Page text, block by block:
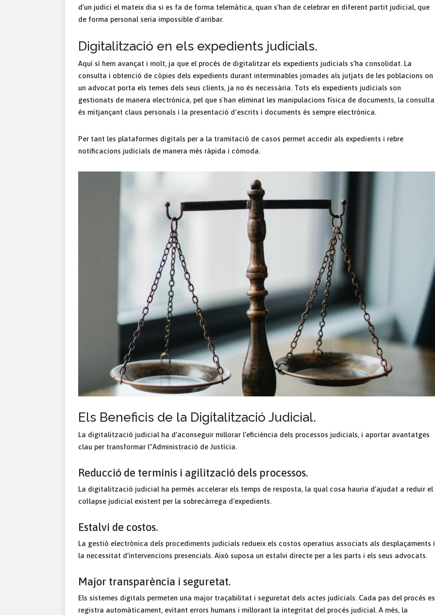
d’un judici el mateix dia si es fa de forma telemàtica, quan s’han de celebrar en diferent partit judicial, que
de forma personal seria impossible d’arribar.
Digitalització en els expedients judicials.
Aquí sí hem avançat i molt, ja que el procés de digitalitzar els expedients judicials s’ha consolidat. La
consulta i obtenció de còpies dels expedients durant interminables jornades als jutjats de les poblacions on
un advocat porta els temes dels seus clients, ja no és necessària. Tots els expedients judicials son
gestionats de manera electrònica, pel que s´han eliminat les manipulacions física de documents, la consulta
és mitjançant claus personals i la presentació d‘escrits i documents és sempre electrònica.
Per tant les plataformes digitals per a la tramitació de casos permet accedir als expedients i rebre
notificacions judicials de manera més ràpida i còmoda.
Els Beneficis de la Digitalització Judicial.
La digitalització judicial ha d’aconseguir millorar l’eficiència dels processos judicials, i aportar avantatges
clau per transformar l’’Administració de Justícia.
Reducció de terminis i agilització dels processos.
La digitalització judicial ha permès accelerar els temps de resposta, la qual cosa hauria d’ajudat a reduir el
col·lapse judicial existent per la sobrecàrrega d’expedients.
Estalvi de costos.
La gestió electrònica dels procediments judicials redueix els costos operatius associats als desplaçaments i
la necessitat d’intervencions presencials. Això suposa un estalvi directe per a les parts i els seus advocats.
Major transparència i seguretat.
Els sistemes digitals permeten una major traçabilitat i seguretat dels actes judicials. Cada pas del procés es
registra automàticament, evitant errors humans i millorant la integritat del procés judicial. A més, la